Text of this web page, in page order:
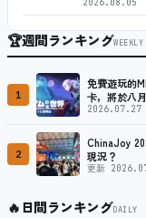
2026.08.05
🏆週間ランキングWEEKLY
1
免費遊玩的
卡，將於八
2026.07.27
2
ChinaJoy
現況？
更新
🔥日間ランキングDAILY